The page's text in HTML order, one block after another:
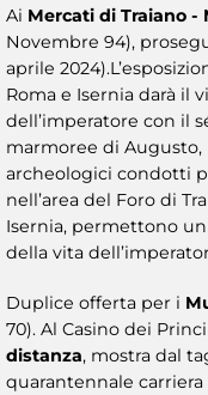
Ai Mercati di Traiano -
Novembre 94),
aprile
Roma e Isernia darà il
dell’imperatore con il
marmoree di
archeologici condotti
nell’area del Foro di
Isernia, permettono
della vita
Duplice offerta per i
70). Al Casino dei
distanza, mostra dal
quarantennale